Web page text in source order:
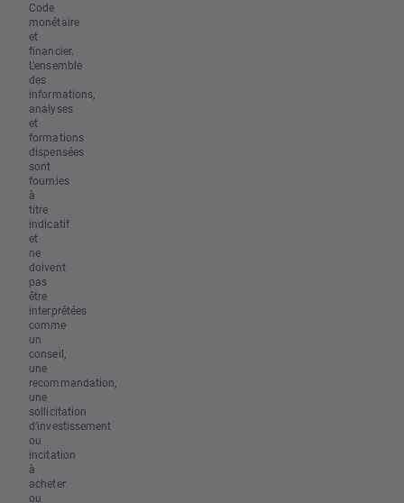
Code
monétaire
et
financier.
L’ensemble
des
informations,
analyses
et
formations
dispensées
sont
fournies
à
titre
indicatif
et
ne
doivent
pas
être
interprétées
comme
un
conseil,
une
recommandation,
une
sollicitation
d’investissement
ou
incitation
à
acheter
ou